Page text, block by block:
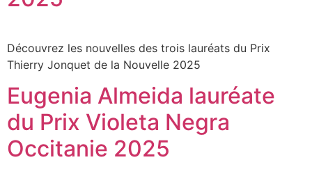
Découvrez les nouvelles des trois lauréats du Prix
Thierry Jonquet de la Nouvelle 2025
Eugenia Almeida lauréate
du Prix Violeta Negra
Occitanie 2025